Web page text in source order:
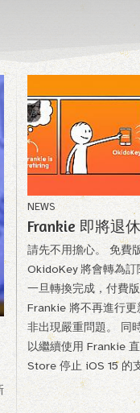
NEWS
Frankie 即將退休
請先不用擔心。 免費
OkidoKey 將會轉為訂
一旦轉換完成，付費
Frankie 將不再進行更
非出現嚴重問題。 同
以繼續使用 Frankie
Store 停止 iOS 15 的